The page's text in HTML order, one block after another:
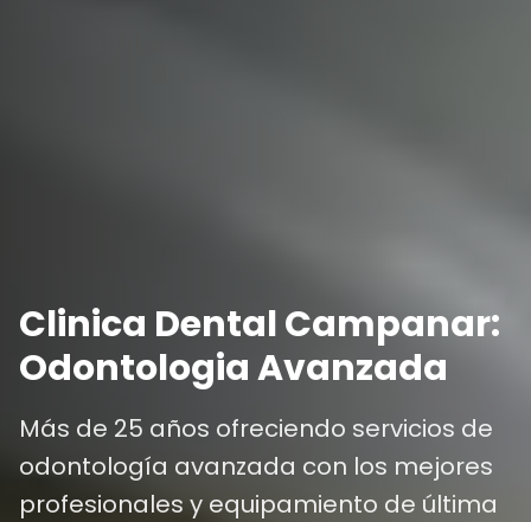
Clinica Dental Campanar:
Odontologia Avanzada
Más de 25 años ofreciendo servicios de
odontología avanzada con los mejores
profesionales y equipamiento de última